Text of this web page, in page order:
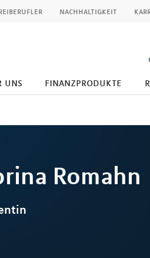
nachhaltigkeit
uns finanzprodukte
Romahn